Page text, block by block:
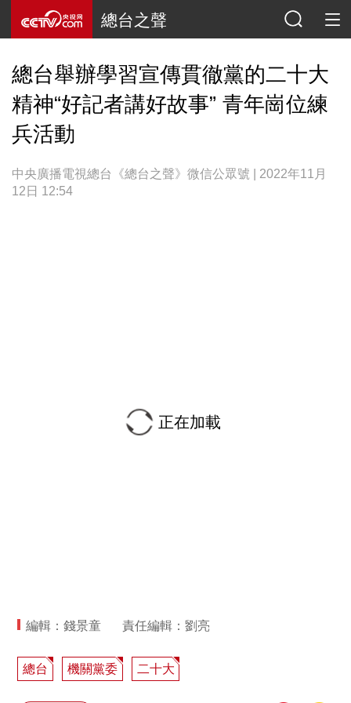
總台之聲
總台舉辦學習宣傳貫徹黨的二十大
精神“好記者講好故事” 青年崗位練
兵活動
中央廣播電視總台《總台之聲》微信公眾號 | 2022年11月
12日 12:54
正在加載
編輯：錢景童 責任編輯：劉亮
總台 機關黨委 二十大